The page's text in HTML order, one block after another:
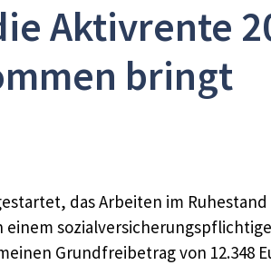
Aktivrente
bringt
das Arbeiten im
Grundfreibetrag von 12.348